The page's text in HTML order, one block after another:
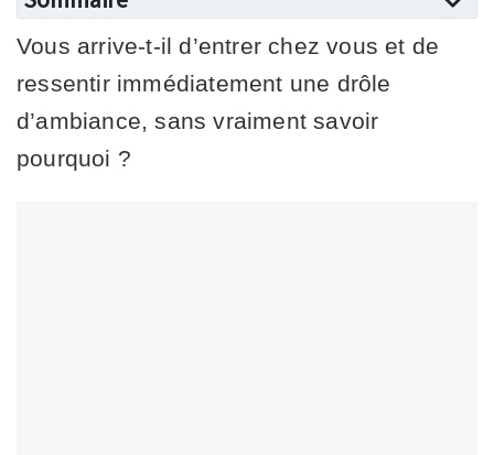
Vous arrive-t-il d’entrer chez vous et de
ressentir immédiatement une drôle
d’ambiance, sans vraiment savoir
pourquoi ?